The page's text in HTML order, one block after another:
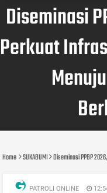
Diseminasi
Perkuat
Home SUKABUMI Diseminasi PPBP
PATROLI ONLINE